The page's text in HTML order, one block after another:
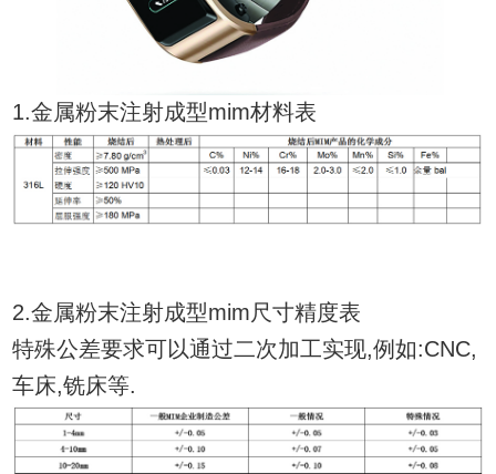
1.金属粉末注射成型mim材料表
2.金属粉末注射成型mim尺寸精度表
特殊公差要求可以通过二次加工实现,例如:CNC,
车床,铣床等.